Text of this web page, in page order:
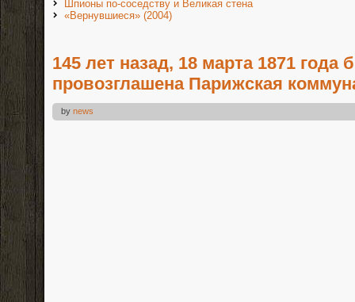
Шпионы по-соседству и Великая стена
«Вернувшиеся» (2004)
145 лет назад, 18 марта 1871 года
провозглашена Парижская
by news